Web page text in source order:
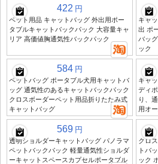
422 円
ペット用品 キャットバッグ 外出用ポー
タブルキャットバックパック 大容量キャ
リア 高価値胸通気性バックパック
キャ
出 ポ
バッ
ック
584 円
ペットバッグ ポータブル犬用キャットバ
ッグ 通気性のあるキャットバックパック
クロスボーダーペット用品折りたたみ式
キャットバッグ
キャ
ディ
り、
用オ
569 円
透明ショルダーキャットバッグ パノラマ
ペットバックパック 軽量通気性ショルダ
ーキャットスペースカプセルポータブル
クロ
トバ
ック